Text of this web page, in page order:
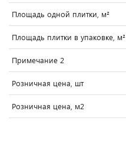
Площадь одной плитки, м²
Площадь плитки в упаковке, м²
Примечание 2
Розничная цена, шт
Розничная цена, м2